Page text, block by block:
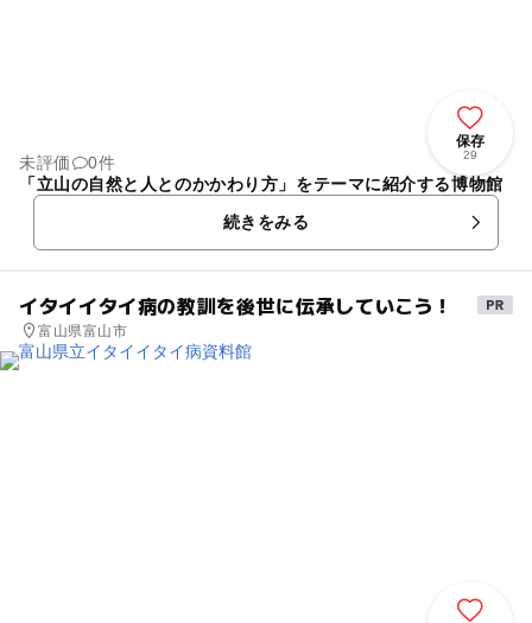
保存
29
未評価
0件
「立山の自然と人とのかかわり方」をテーマに紹介する博物館
続きをみる
イタイイタイ病の教訓を後世に伝承していこう！
富山県富山市